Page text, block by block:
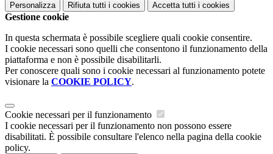
Personalizza Rifiuta tutti i cookies Accetta tutti i cookies
Gestione cookie
In questa schermata è possibile scegliere quali cookie consentire.
I cookie necessari sono quelli che consentono il funzionamento della
piattaforma e non è possibile disabilitarli.
Per conoscere quali sono i cookie necessari al funzionamento potete
visionare la COOKIE POLICY.
Cookie necessari per il funzionamento
I cookie necessari per il funzionamento non possono essere
disabilitati. È possibile consultare l'elenco nella pagina della cookie
policy.